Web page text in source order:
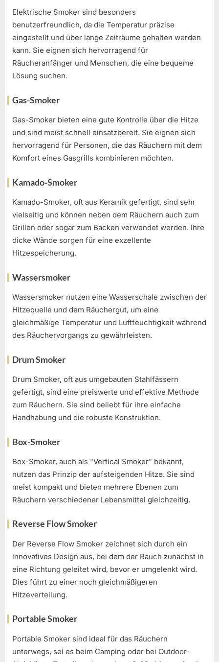
Elektrische Smoker sind besonders
benutzerfreundlich, da die Temperatur präzise
eingestellt und über lange Zeiträume gehalten werden
kann. Sie eignen sich hervorragend für
Räucheranfänger und Menschen, die eine bequeme
Lösung suchen.
Gas-Smoker
Gas-Smoker bieten eine gute Kontrolle über die Hitze
und sind meist schnell einsatzbereit. Sie eignen sich
hervorragend für Personen, die das Räuchern mit dem
Komfort eines Gasgrills kombinieren möchten.
Kamado-Smoker
Kamado-Smoker, oft aus Keramik gefertigt, sind sehr
vielseitig und können neben dem Räuchern auch zum
Grillen oder sogar zum Backen verwendet werden. Ihre
dicke Wände sorgen für eine exzellente
Hitzespeicherung.
Wassersmoker
Wassersmoker nutzen eine Wasserschale zwischen der
Hitzequelle und dem Räuchergut, um eine
gleichmäßige Temperatur und Luftfeuchtigkeit während
des Räuchervorgangs zu gewährleisten.
Drum Smoker
Drum Smoker, oft aus umgebauten Stahlfässern
gefertigt, sind eine preiswerte und effektive Methode
zum Räuchern. Sie sind beliebt für ihre einfache
Handhabung und die robuste Konstruktion.
Box-Smoker
Box-Smoker, auch als "Vertical Smoker" bekannt,
nutzen das Prinzip der aufsteigenden Hitze. Sie sind
meist kompakt und bieten mehrere Ebenen zum
Räuchern verschiedener Lebensmittel gleichzeitig.
Reverse Flow Smoker
Der Reverse Flow Smoker zeichnet sich durch ein
innovatives Design aus, bei dem der Rauch zunächst in
eine Richtung geleitet wird, bevor er umgelenkt wird.
Dies führt zu einer noch gleichmäßigeren
Hitzeverteilung.
Portable Smoker
Portable Smoker sind ideal für das Räuchern
unterwegs, sei es beim Camping oder bei Outdoor-